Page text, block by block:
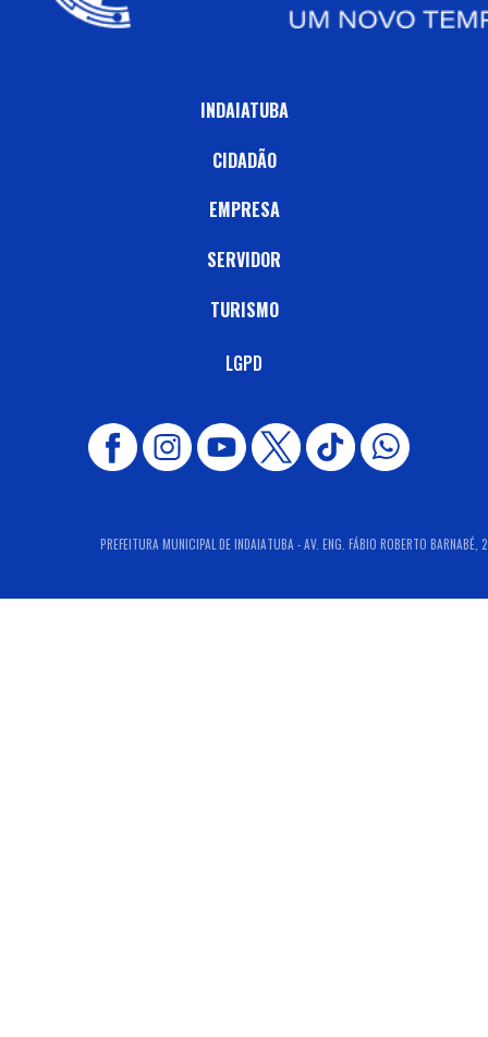
INDAIATUBA
CIDADÃO
EMPRESA
SERVIDOR
TURISMO
LGPD
PREFEITURA MUNICIPAL DE INDAIATUBA - AV. ENG. FÁBIO ROBERTO